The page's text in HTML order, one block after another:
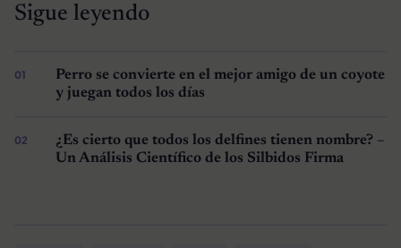
Sigue leyendo
Perro se convierte en el mejor amigo de un coyote
y juegan todos los días
¿Es cierto que todos los delfines tienen nombre? –
Un Análisis Científico de los Silbidos Firma